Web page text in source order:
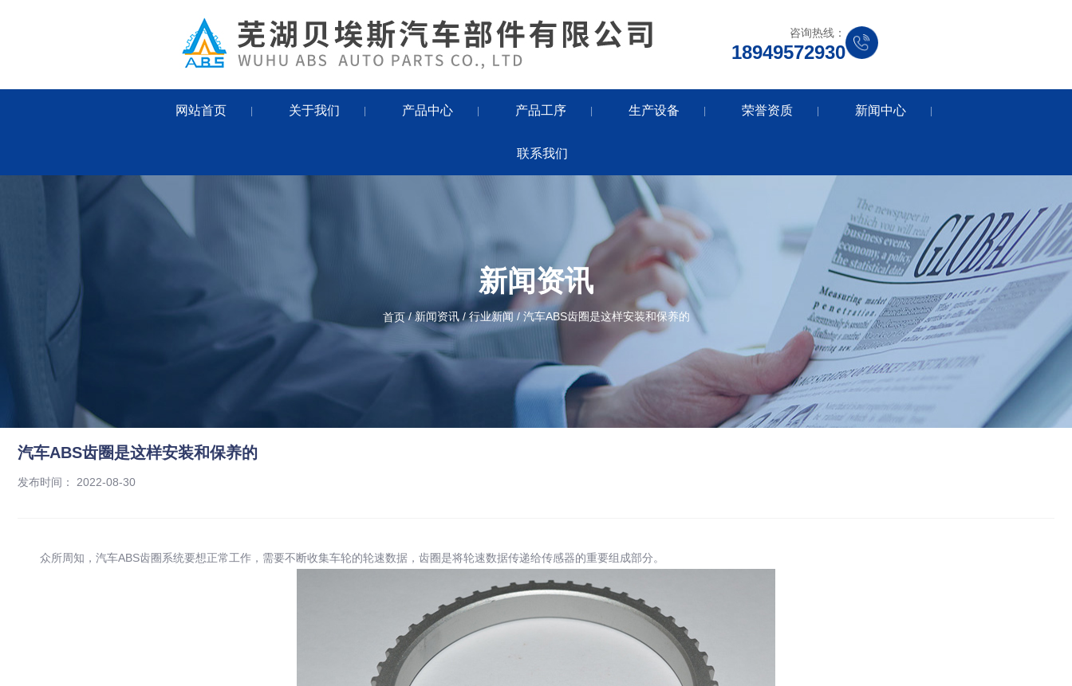
咨询热线：
18949572930
网站首页 | 关于我们 | 产品中心 | 产品工序 | 生产设备 | 荣誉资质 | 新闻中心 |
联系我们
新闻资讯
首页/新闻资讯 /行业新闻 / 汽车ABS齿圈是这样安装和保养的
首页/新闻资讯 /行业新闻 /汽车ABS齿圈是这样安装和保养的
汽车ABS齿圈是这样安装和保养的
发布时间： 2022-08-30
众所周知，汽车ABS齿圈系统要想正常工作，需要不断收集车轮的轮速数据，齿圈是将轮速数据传递给传感器的重要组成部分。